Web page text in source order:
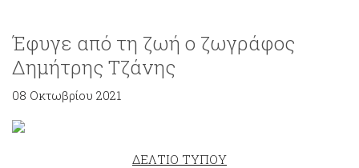
Έφυγε από τη ζωή ο ζωγράφος
Δημήτρης Τζάνης
08 Οκτωβρίου 2021
ΔΕΛΤΙΟ ΤΥΠΟΥ